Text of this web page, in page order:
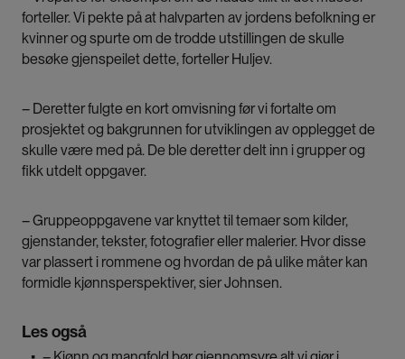
forteller. Vi pekte på at halvparten av jordens befolkning er
kvinner og spurte om de trodde utstillingen de skulle
besøke gjenspeilet dette, forteller Huljev.
– Deretter fulgte en kort omvisning før vi fortalte om
prosjektet og bakgrunnen for utviklingen av opplegget de
skulle være med på. De ble deretter delt inn i grupper og
fikk utdelt oppgaver.
– Gruppeoppgavene var knyttet til temaer som kilder,
gjenstander, tekster, fotografier eller malerier. Hvor disse
var plassert i rommene og hvordan de på ulike måter kan
formidle kjønnsperspektiver, sier Johnsen.
Les også